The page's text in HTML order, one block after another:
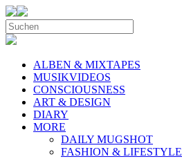
ALBEN & MIXTAPES
MUSIKVIDEOS
CONSCIOUSNESS
ART & DESIGN
DIARY
MORE
DAILY MUGSHOT
FASHION & LIFESTYLE